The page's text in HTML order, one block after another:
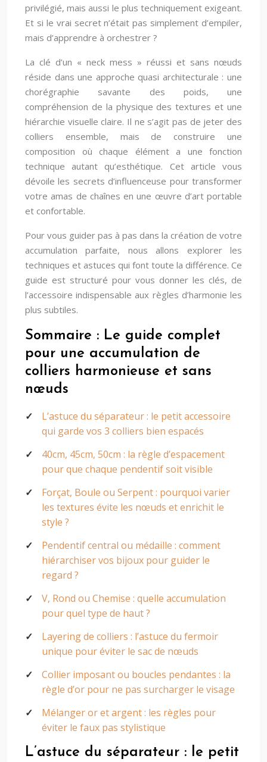
privilégié, mais aussi le plus techniquement exigeant.
Et si le vrai secret n’était pas simplement d’empiler,
mais d’apprendre à orchestrer ?
La clé d’un « neck mess » réussi et sans nœuds
réside dans une approche quasi architecturale : une
chorégraphie savante des poids, une
compréhension de la physique des textures et une
hiérarchie visuelle claire. Il ne s’agit pas de jeter des
colliers ensemble, mais de construire une
composition où chaque élément a une fonction
technique autant qu’esthétique. Cet article vous
dévoile les secrets d’influenceuse pour transformer
votre amas de chaînes en une œuvre d’art portable
et confortable.
Pour vous guider pas à pas dans la création de votre
accumulation parfaite, nous allons explorer les
techniques et astuces qui font toute la différence. Ce
guide est structuré pour vous donner les clés, de
l’accessoire indispensable aux règles d’harmonie les
plus subtiles.
Sommaire : Le guide complet
pour une accumulation de
colliers harmonieuse et sans
nœuds
L’astuce du séparateur : le petit accessoire
qui garde vos 3 colliers bien espacés
40cm, 45cm, 50cm : la règle d’espacement
pour que chaque pendentif soit visible
Forçat, Boule ou Serpent : pourquoi varier
les textures évite les nœuds et enrichit le
style ?
Pendentif central ou médaille : comment
hiérarchiser vos bijoux pour guider le
regard ?
V, Rond ou Chemise : quelle accumulation
pour quel type de haut ?
Layering de colliers : l’astuce du fermoir
unique pour éviter le sac de nœuds
Collier imposant ou boucles pendantes : la
règle d’or pour ne pas surcharger le visage
Mélanger or et argent : les règles pour
éviter le faux pas stylistique
L’astuce du séparateur : le petit